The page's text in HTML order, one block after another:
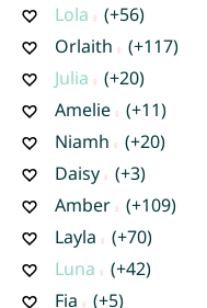
Lola
(+56)
Orlaith
(+117)
Julia
(+20)
Amelie
(+11)
Niamh
(+20)
Daisy
(+3)
Amber
(+109)
Layla
(+70)
Luna
(+42)
Fia
(+5)